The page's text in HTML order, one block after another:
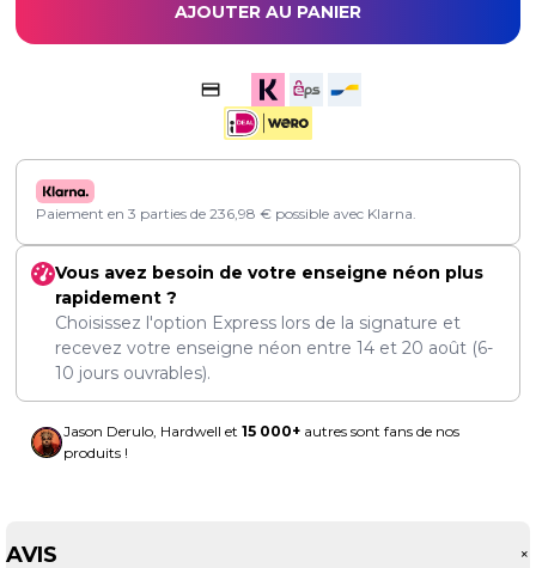
AJOUTER AU PANIER
Paiement en 3 parties de 236,98 € possible avec Klarna.
Vous avez besoin de votre enseigne néon plus
rapidement ?
Choisissez l'option Express lors de la signature et
recevez votre enseigne néon entre 14 et 20 août (6-
10 jours ouvrables).
Jason Derulo, Hardwell et 15 000+ autres sont fans de nos
produits !
AVIS +